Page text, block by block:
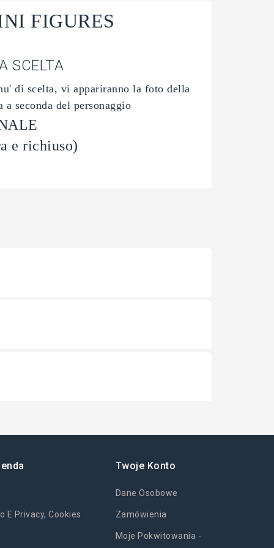
FIGURES
SCELTA
di scelta, vi appariranno la foto della
seconda del personaggio
e richiuso)
E Privacy, Cookies
Twoje Konto
Dane Osobowe
Zamówienia
Moje Pokwitowania -